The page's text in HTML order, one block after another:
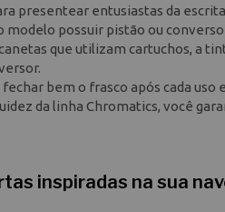
presentear entusiastas da
possuir pistão ou
que utilizam cartuchos, a
bem o frasco após cada uso
da linha Chromatics, você
inspiradas na sua